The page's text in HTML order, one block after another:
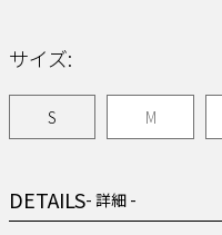
DETAILS- 詳細 -
サイズ:
S M